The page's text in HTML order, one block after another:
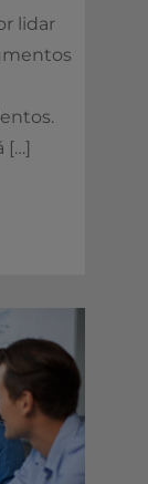
lidar
[…]